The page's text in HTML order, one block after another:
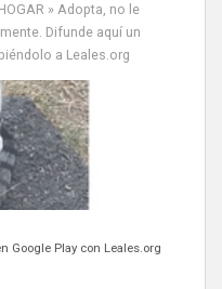
» Adopta, no le
Difunde aquí un
a Leales.org
Google Play con Leales.org